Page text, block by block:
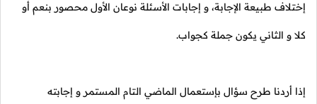
إختلاف طبيعة الإجابة، و إجابات الأسئلة نوعان الأول محصور بنعم أو
كلا و الثاني يكون جملة كجواب.
إذا أردنا طرح سؤال بإستعمال الماضي التام المستمر و إجابته